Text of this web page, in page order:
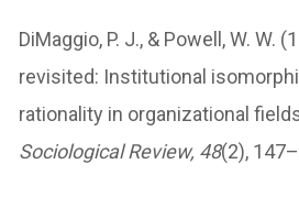
DiMaggio, P. J., & Powell, W. W.
revisited: Institutional
rationality in organizational
Sociological Review, 48(2),